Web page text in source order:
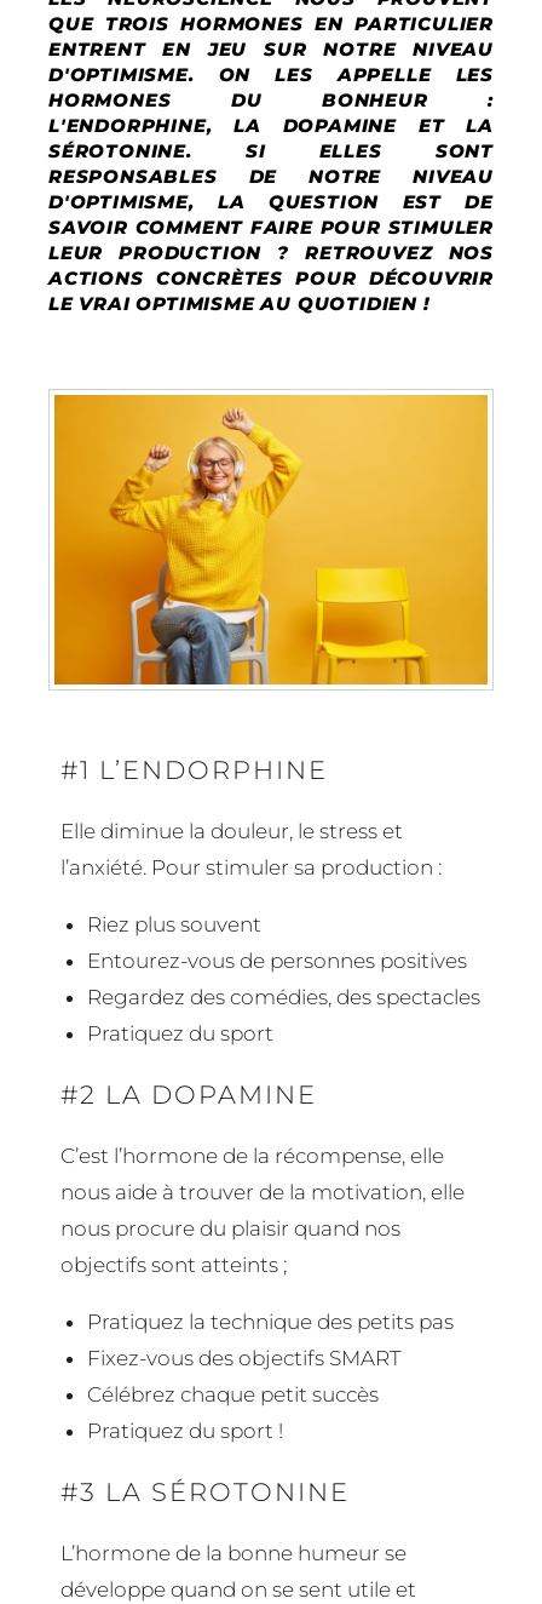
QUE TROIS HORMONES EN PARTICULIER
ENTRENT EN JEU SUR NOTRE NIVEAU
D'OPTIMISME. ON LES APPELLE LES
HORMONES DU BONHEUR :
L'ENDORPHINE, LA DOPAMINE ET LA
SÉROTONINE. SI ELLES SONT
RESPONSABLES DE NOTRE NIVEAU
D'OPTIMISME, LA QUESTION EST DE
SAVOIR COMMENT FAIRE POUR STIMULER
LEUR PRODUCTION ? RETROUVEZ NOS
ACTIONS CONCRÈTES POUR DÉCOUVRIR
LE VRAI OPTIMISME AU QUOTIDIEN !
#1 L’ENDORPHINE
Elle diminue la douleur, le stress et
l’anxiété. Pour stimuler sa production :
Riez plus souvent
Entourez-vous de personnes positives
Regardez des comédies, des spectacles
Pratiquez du sport
#2 LA DOPAMINE
C’est l’hormone de la récompense, elle
nous aide à trouver de la motivation, elle
nous procure du plaisir quand nos
objectifs sont atteints ;
Pratiquez la technique des petits pas
Fixez-vous des objectifs SMART
Célébrez chaque petit succès
Pratiquez du sport !
#3 LA SÉROTONINE
L’hormone de la bonne humeur se
développe quand on se sent utile et